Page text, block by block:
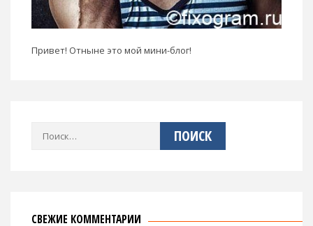
Привет! Отныне это мой мини-блог!
Найти:
СВЕЖИЕ КОММЕНТАРИИ